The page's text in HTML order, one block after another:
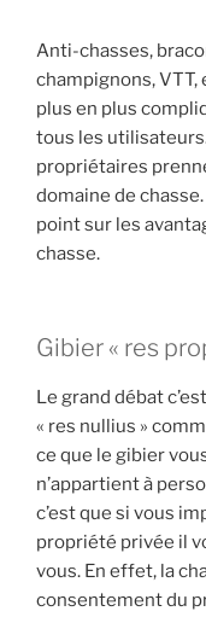
Anti-chasses,
champignons,
plus en plus
tous les
propriétaires
domaine de chasse.
point sur les
chasse.
Gibier « res
Le grand débat
« res nullius »
ce que le gibier
n’appartient à
c’est que si vous
propriété privée il
vous. En effet, la
consentement du